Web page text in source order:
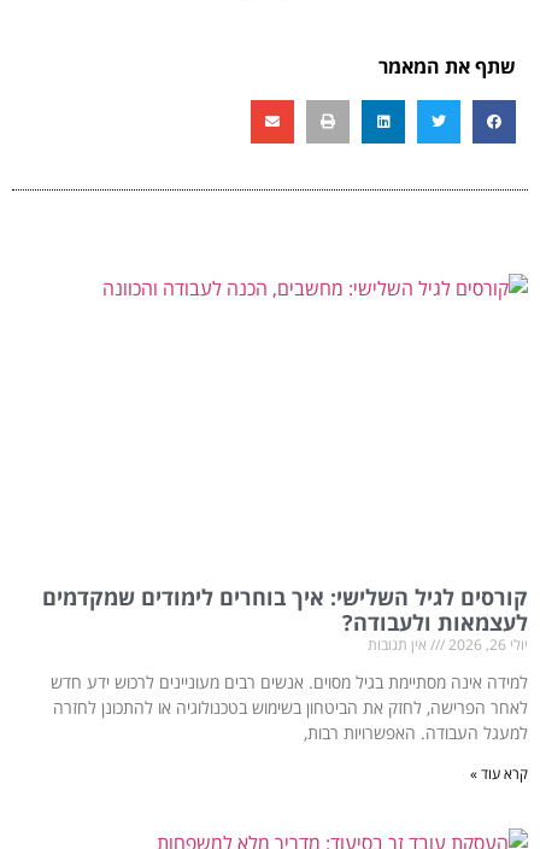
שתף את המאמר
קורסים לגיל השלישי: איך בוחרים לימודים שמקדמים
לעצמאות ולעבודה?
יולי 26, 2026 אין תגובות
למידה אינה מסתיימת בגיל מסוים. אנשים רבים מעוניינים לרכוש ידע חדש
לאחר הפרישה, לחזק את הביטחון בשימוש בטכנולוגיה או להתכונן לחזרה
למעגל העבודה. האפשרויות רבות,
קרא עוד »